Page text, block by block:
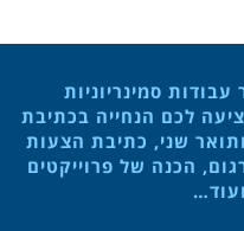
סמינריוניות
לכם הנחייה בכתיבת
שני, כתיבת הצעות
הכנה של פרוייקטים